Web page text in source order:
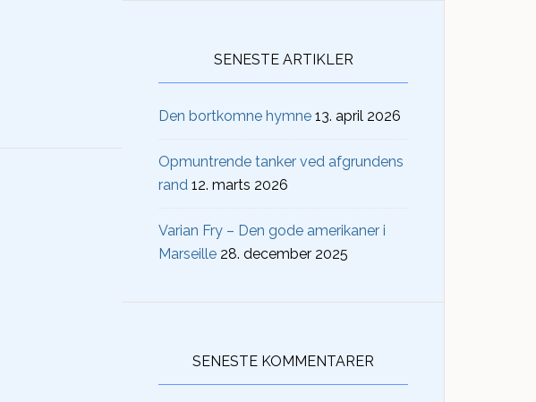
SENESTE ARTIKLER
Den bortkomne hymne 13. april 2026
Opmuntrende tanker ved afgrundens
rand 12. marts 2026
Varian Fry – Den gode amerikaner i
Marseille 28. december 2025
SENESTE KOMMENTARER